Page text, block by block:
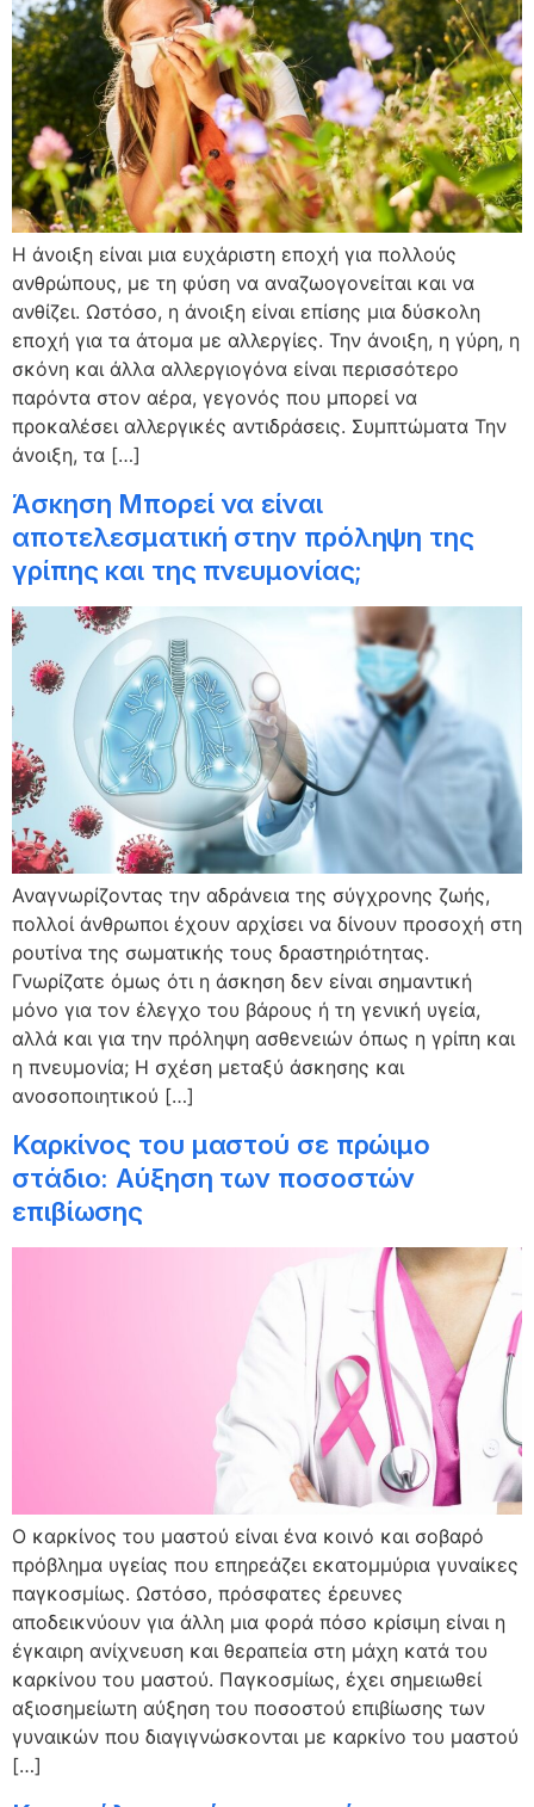
Η άνοιξη είναι μια ευχάριστη εποχή για πολλούς
ανθρώπους, με τη φύση να αναζωογονείται και να
ανθίζει. Ωστόσο, η άνοιξη είναι επίσης μια δύσκολη
εποχή για τα άτομα με αλλεργίες. Την άνοιξη, η γύρη, η
σκόνη και άλλα αλλεργιογόνα είναι περισσότερο
παρόντα στον αέρα, γεγονός που μπορεί να
προκαλέσει αλλεργικές αντιδράσεις. Συμπτώματα Την
άνοιξη, τα […]
Άσκηση Μπορεί να είναι
αποτελεσματική στην πρόληψη της
γρίπης και της πνευμονίας;
Αναγνωρίζοντας την αδράνεια της σύγχρονης ζωής,
πολλοί άνθρωποι έχουν αρχίσει να δίνουν προσοχή στη
ρουτίνα της σωματικής τους δραστηριότητας.
Γνωρίζατε όμως ότι η άσκηση δεν είναι σημαντική
μόνο για τον έλεγχο του βάρους ή τη γενική υγεία,
αλλά και για την πρόληψη ασθενειών όπως η γρίπη και
η πνευμονία; Η σχέση μεταξύ άσκησης και
ανοσοποιητικού […]
Καρκίνος του μαστού σε πρώιμο
στάδιο: Αύξηση των ποσοστών
επιβίωσης
Ο καρκίνος του μαστού είναι ένα κοινό και σοβαρό
πρόβλημα υγείας που επηρεάζει εκατομμύρια γυναίκες
παγκοσμίως. Ωστόσο, πρόσφατες έρευνες
αποδεικνύουν για άλλη μια φορά πόσο κρίσιμη είναι η
έγκαιρη ανίχνευση και θεραπεία στη μάχη κατά του
καρκίνου του μαστού. Παγκοσμίως, έχει σημειωθεί
αξιοσημείωτη αύξηση του ποσοστού επιβίωσης των
γυναικών που διαγιγνώσκονται με καρκίνο του μαστού
[…]